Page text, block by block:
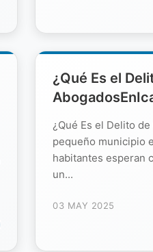
¿Qué Es el
¿Qué Es el Delito
pequeño municipio
habitantes esperan
un...
03 MAY 2025